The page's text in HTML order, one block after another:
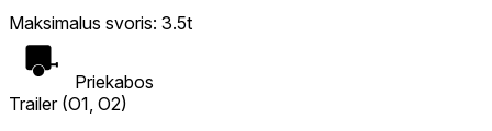
Maksimalus svoris: 3.5t
Priekabos
Trailer (O1, O2)